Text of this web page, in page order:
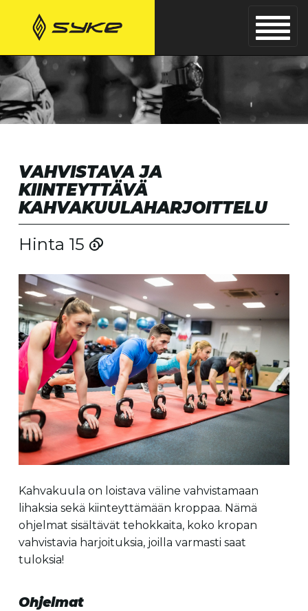
VAHVISTAVA JA
KIINTEYTTÄVÄ
KAHVAKUULAHARJOITTELU
Hinta 15
Kahvakuula on loistava väline vahvistamaan
lihaksia sekä kiinteyttämään kroppaa. Nämä
ohjelmat sisältävät tehokkaita, koko kropan
vahvistavia harjoituksia, joilla varmasti saat
tuloksia!
Ohjelmat